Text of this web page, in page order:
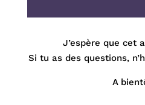
J’espère que cet
Si tu as des questions,
A